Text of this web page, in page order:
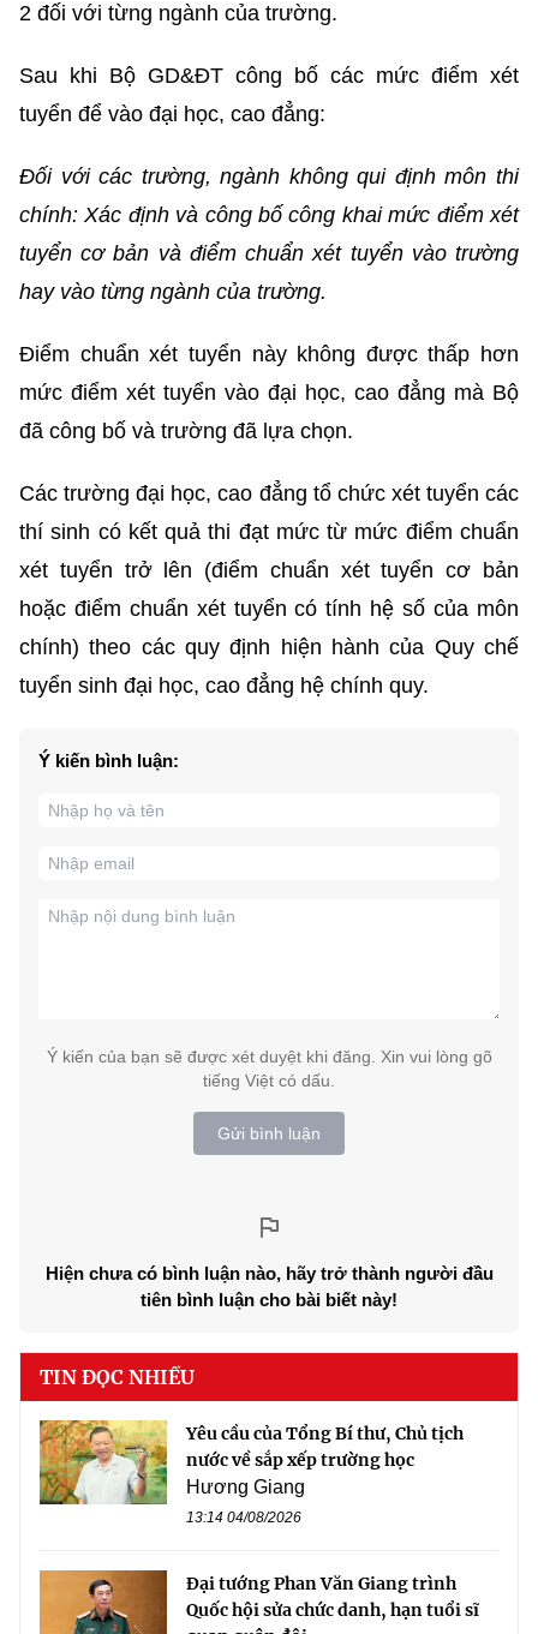
2 đối với từng ngành của trường.
Sau khi Bộ GD&ĐT công bố các mức điểm xét
tuyển để vào đại học, cao đẳng:
Đối với các trường, ngành không qui định môn thi
chính: Xác định và công bố công khai mức điểm xét
tuyển cơ bản và điểm chuẩn xét tuyển vào trường
hay vào từng ngành của trường.
Điểm chuẩn xét tuyển này không được thấp hơn
mức điểm xét tuyển vào đại học, cao đẳng mà Bộ
đã công bố và trường đã lựa chọn.
Các trường đại học, cao đẳng tổ chức xét tuyển các
thí sinh có kết quả thi đạt mức từ mức điểm chuẩn
xét tuyển trở lên (điểm chuẩn xét tuyển cơ bản
hoặc điểm chuẩn xét tuyển có tính hệ số của môn
chính) theo các quy định hiện hành của Quy chế
tuyển sinh đại học, cao đẳng hệ chính quy.
Ý kiến bình luận:
Ý kiến của bạn sẽ được xét duyệt khi đăng. Xin vui lòng gõ
tiếng Việt có dấu.
Gửi bình luận
Hiện chưa có bình luận nào, hãy trở thành người đầu
tiên bình luận cho bài biết này!
TIN ĐỌC NHIỀU
Yêu cầu của Tổng Bí thư, Chủ tịch
nước về sắp xếp trường học
Hương Giang
13:14 04/08/2026
Đại tướng Phan Văn Giang trình
Quốc hội sửa chức danh, hạn tuổi sĩ